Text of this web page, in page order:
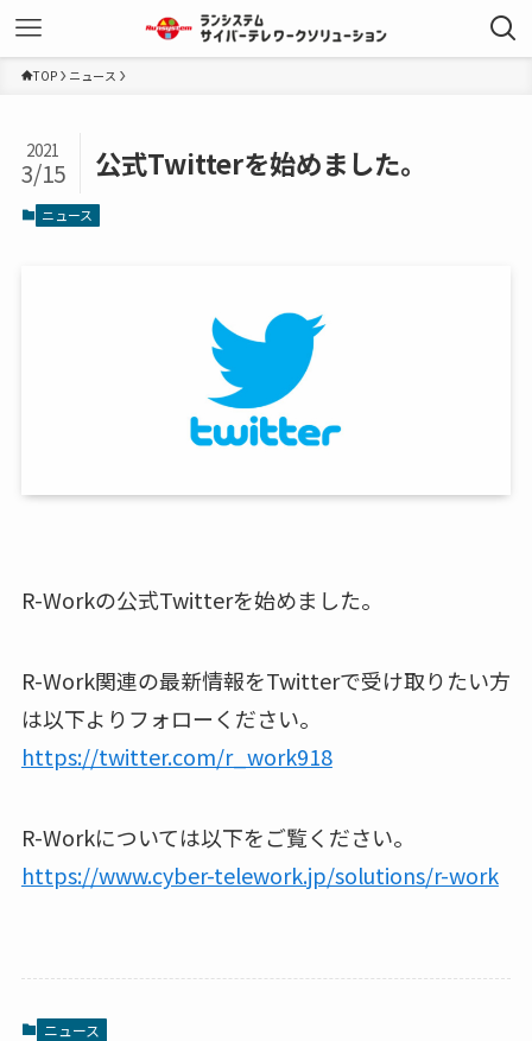
TOP ニュース
公式Twitterを始めました。
2021
3/15
ニュース
R-Workの公式Twitterを始めました。
R-Work関連の最新情報をTwitterで受け取りたい方
は以下よりフォローください。
https://twitter.com/r_work918
R-Workについては以下をご覧ください。
https://www.cyber-telework.jp/solutions/r-work
ニュース